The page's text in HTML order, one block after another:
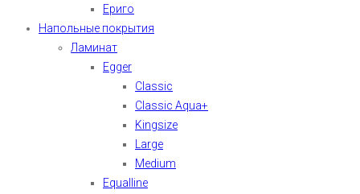
Ериго
Напольные покрытия
Ламинат
Egger
Classic
Classic Aqua+
Kingsize
Large
Medium
Equalline